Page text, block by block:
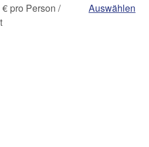
pro Person /
Auswählen